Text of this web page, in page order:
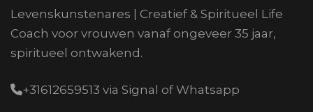
Levenskunstenares | Creatief & Spiritueel Life
Coach voor vrouwen vanaf ongeveer 35 jaar,
spiritueel ontwakend.
+31612659513 via Signal of Whatsapp